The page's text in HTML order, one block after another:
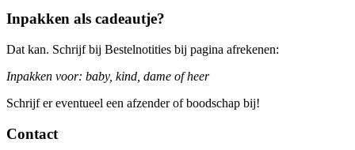
Inpakken als cadeautje?
Dat kan. Schrijf bij Bestelnotities bij pagina afrekenen:
Inpakken voor: baby, kind, dame of heer
Schrijf er eventueel een afzender of boodschap bij!
Contact